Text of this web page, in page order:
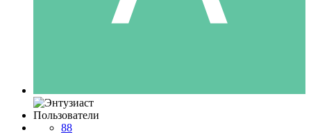
Пользователи
88